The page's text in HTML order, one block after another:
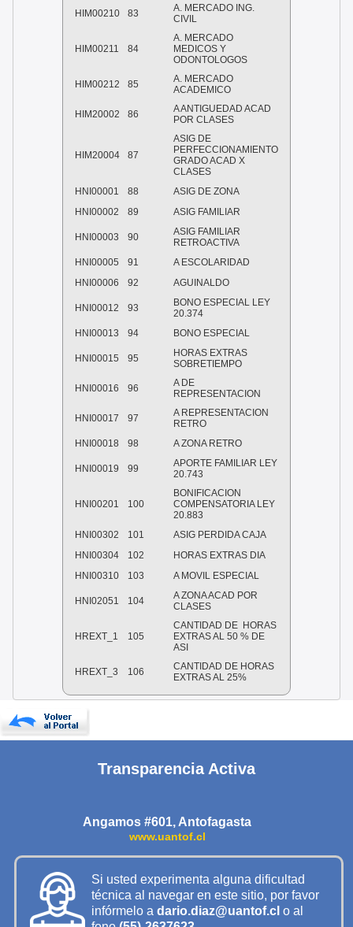
HIM00210 83
A. MERCADO ING.
CIVIL
HIM00211 84
A. MERCADO
MEDICOS Y
ODONTOLOGOS
HIM00212 85
A. MERCADO
ACADEMICO
HIM20002 86
A ANTIGUEDAD ACAD
POR CLASES
HIM20004 87
ASIG DE
PERFECCIONAMIENTO
GRADO ACAD X
CLASES
HNI00001
88
ASIG DE ZONA
HNI00002
89 ASIG FAMILIAR
HNI00003 90
ASIG FAMILIAR
RETROACTIVA
HNI00005
91
A ESCOLARIDAD
HNI00006
92 AGUINALDO
HNI00012 93
BONO ESPECIAL LEY
20.374
HNI00013
94 BONO ESPECIAL
HNI00015 95
HORAS EXTRAS
SOBRETIEMPO
HNI00016 96
A DE
REPRESENTACION
HNI00017 97
A REPRESENTACION
RETRO
HNI00018
98 A ZONA RETRO
HNI00019 99
APORTE FAMILIAR LEY
20.743
HNI00201 100
BONIFICACION
COMPENSATORIA LEY
20.883
HNI00302
101
ASIG PERDIDA CAJA
HNI00304
102
HORAS EXTRAS DIA
HNI00310
103 A MOVIL ESPECIAL
HNI02051 104
A ZONA ACAD POR
CLASES
HREXT_1 105
CANTIDAD DE HORAS
EXTRAS AL 50 % DE
ASI
HREXT_3 106
CANTIDAD DE HORAS
EXTRAS AL 25%
Transparencia Activa
Angamos #601, Antofagasta
www.uantof.cl
Si usted experimenta alguna dificultad
técnica al navegar en este sitio, por favor
infórmelo a dario.diaz@uantof.cl o al